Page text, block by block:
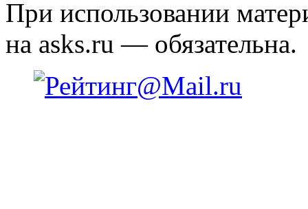
При использовании
на asks.ru — обязательна.